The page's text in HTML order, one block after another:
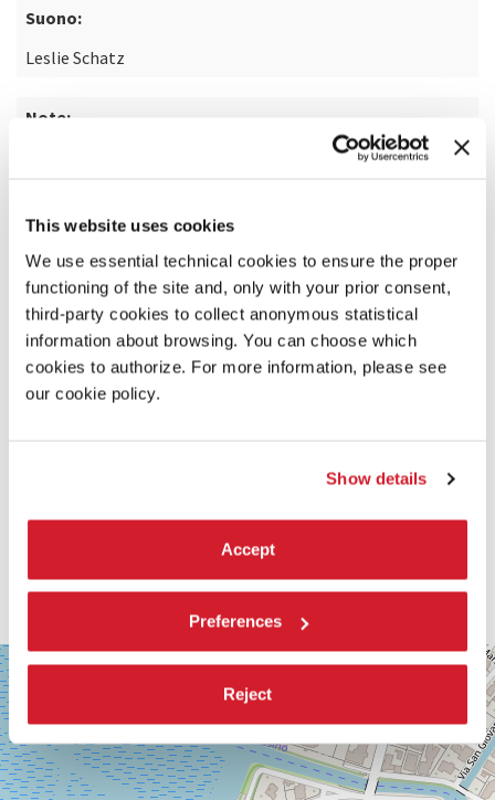
This website uses cookies
We use essential technical cookies to ensure the proper
functioning of the site and, only with your prior consent,
third-party cookies to collect anonymous statistical
information about browsing. You can choose which
cookies to authorize. For more information, please see
our cookie policy.
Show details
Accept
Preferences
Reject
Suono:
Leslie Schatz
Note:
dal racconto "The World to Come" di Jim Shepard
SCOPRI DI PIÙ SUL FILM
SALA
CORINTO
Via
Falier
4
30126
Lido
+